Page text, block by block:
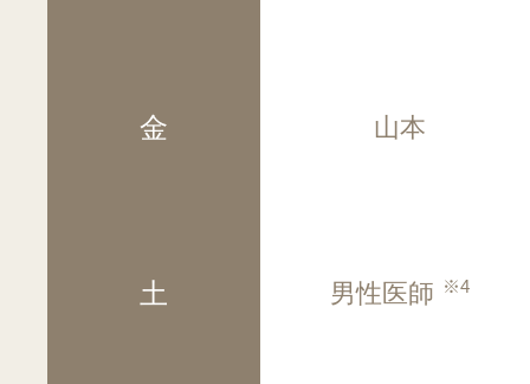
金 山本
土 男性医師 ※4